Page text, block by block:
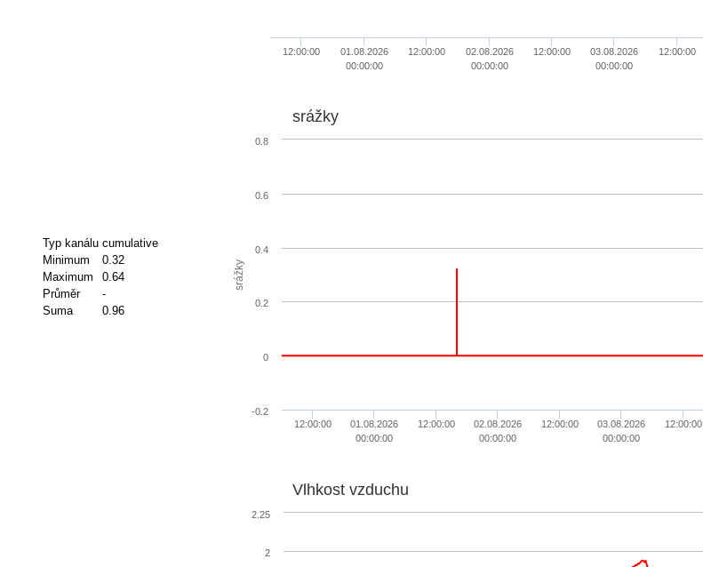
12:00:00
01.08.2026
00:00:00
12:00:00
02.08.2026
00:00:00
12:00:00
03.08.2026
00:00:00
12:00:00
Typ kanálu cumulative
Minimum
0.32
Maximum
0.64
Průměr
-
Suma
0.96
srážky
srážky
12:00:00
01.08.2026
00:00:00
12:00:00
02.08.2026
00:00:00
12:00:00
03.08.2026
00:00:00
12:00:00
0
0.2
0.4
0.6
-0.2
0.8
Vlhkost vzduchu
2
2.25